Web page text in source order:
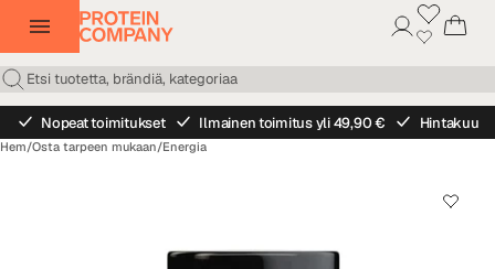
Nopeat toimitukset Ilmainen toimitus yli 49,90 € Hintakuu
Hem/Osta tarpeen mukaan/Energia